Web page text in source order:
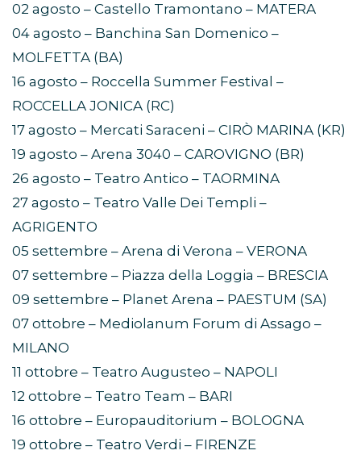
02 agosto – Castello Tramontano – MATERA
04 agosto – Banchina San Domenico –
MOLFETTA (BA)
16 agosto – Roccella Summer Festival –
ROCCELLA JONICA (RC)
17 agosto – Mercati Saraceni – CIRÒ MARINA (KR)
19 agosto – Arena 3040 – CAROVIGNO (BR)
26 agosto – Teatro Antico – TAORMINA
27 agosto – Teatro Valle Dei Templi –
AGRIGENTO
05 settembre – Arena di Verona – VERONA
07 settembre – Piazza della Loggia – BRESCIA
09 settembre – Planet Arena – PAESTUM (SA)
07 ottobre – Mediolanum Forum di Assago –
MILANO
11 ottobre – Teatro Augusteo – NAPOLI
12 ottobre – Teatro Team – BARI
16 ottobre – Europauditorium – BOLOGNA
19 ottobre – Teatro Verdi – FIRENZE